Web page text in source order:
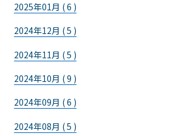
2025年01月 ( 6 )
2024年12月 ( 5 )
2024年11月 ( 5 )
2024年10月 ( 9 )
2024年09月 ( 6 )
2024年08月 ( 5 )